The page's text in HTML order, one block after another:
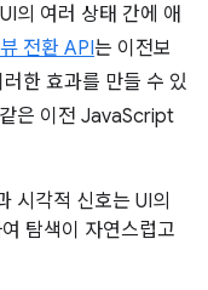
의 여러 상태 간에 애
뷰 전환 API는 이전보
한 효과를 만들 수 있
은 이전 JavaScript
시각적 신호는 UI의
탐색이 자연스럽고